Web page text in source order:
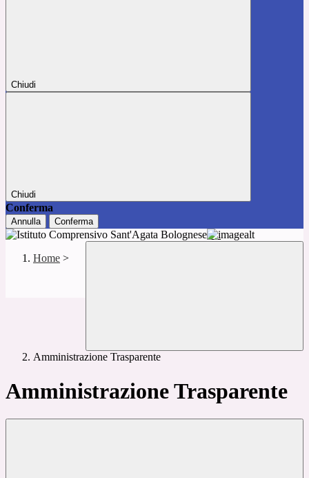
Chiudi
Chiudi
Conferma
Annulla Conferma
Home >
Amministrazione Trasparente
Amministrazione Trasparente